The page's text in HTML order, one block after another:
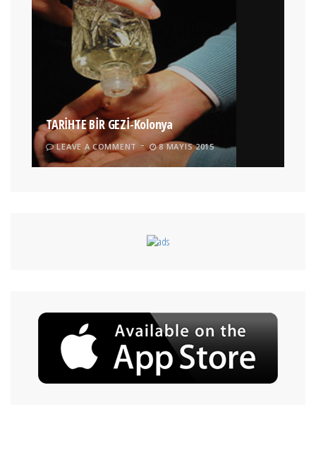
TARİHTE BİR GEZİ-Kolonya
LEAVE A COMMENT 8 MAYIS 2015